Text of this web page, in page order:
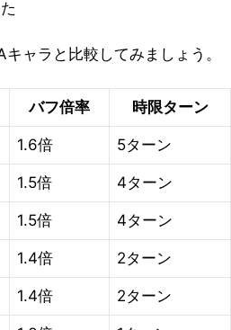
ャラと比較してみましょう。
バフ倍率 時限ターン
1.6倍 5ターン
1.5倍 4ターン
1.5倍 4ターン
1.4倍 2ターン
1.4倍 2ターン